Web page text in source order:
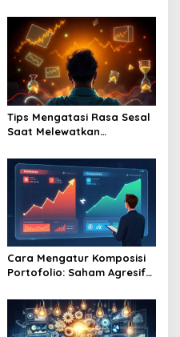
Tips Mengatasi Rasa Sesal
Saat Melewatkan
Saham Harga Murah
Cara Mengatur Komposisi
Portofolio: Saham Agresif